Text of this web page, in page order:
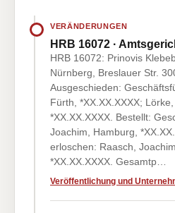
VERÄNDERUNGEN
HRB 16072 ·
HRB 16072: Prinovis
Nürnberg, Breslauer Str.
Ausgeschieden:
Fürth, *XX.XX.XXXX;
*XX.XX.XXXX. Bestellt:
Joachim, Hamburg,
erloschen: Raasch,
*XX.XX.XXXX. Gesamtp…
Veröffentlichung und